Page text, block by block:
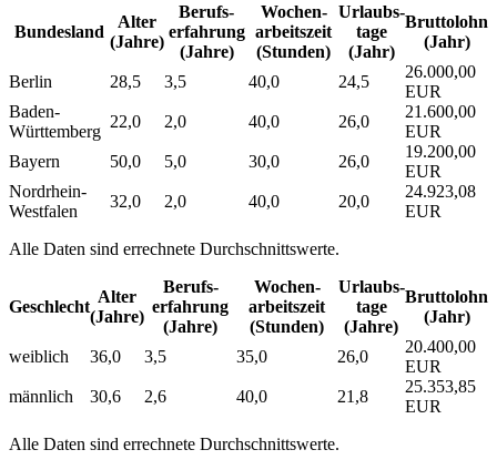
Bundesland
Alter
(Jahre)
Berufs­
erfahrung
(Jahre)
Wochen­
arbeitszeit
(Stunden)
Urlaubs­
tage
(Jahr)
Bruttolohn
(Jahr)
Berlin 28,5 3,5 40,0 24,5
26.000,00
EUR
Baden-
Württemberg
22,0 2,0 40,0 26,0
21.600,00
EUR
Bayern
50,0 5,0 30,0 26,0
19.200,00
EUR
Nordrhein-
Westfalen
32,0 2,0 40,0 20,0
24.923,08
EUR
Alle Daten sind errechnete Durchschnittswerte.
Geschlecht
Alter
(Jahre)
Berufs­
erfahrung
(Jahre)
Wochen­
arbeitszeit
(Stunden)
Urlaubs­
tage
(Jahre)
Bruttolohn
(Jahr)
weiblich 36,0 3,5 35,0 26,0
20.400,00
EUR
männlich
30,6 2,6 40,0 21,8
25.353,85
EUR
Alle Daten sind errechnete Durchschnittswerte.